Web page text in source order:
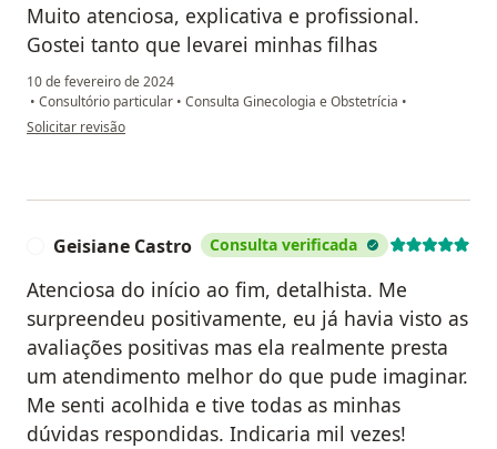
Muito atenciosa, explicativa e profissional.
Gostei tanto que levarei minhas filhas
10 de fevereiro de 2024
• Consultório particular • Consulta Ginecologia e Obstetrícia •
na opinião do utilizador Patricia
Solicitar revisão
Geisiane Castro Consulta verificada
Atenciosa do início ao fim, detalhista. Me
surpreendeu positivamente, eu já havia visto as
avaliações positivas mas ela realmente presta
um atendimento melhor do que pude imaginar.
Me senti acolhida e tive todas as minhas
dúvidas respondidas. Indicaria mil vezes!